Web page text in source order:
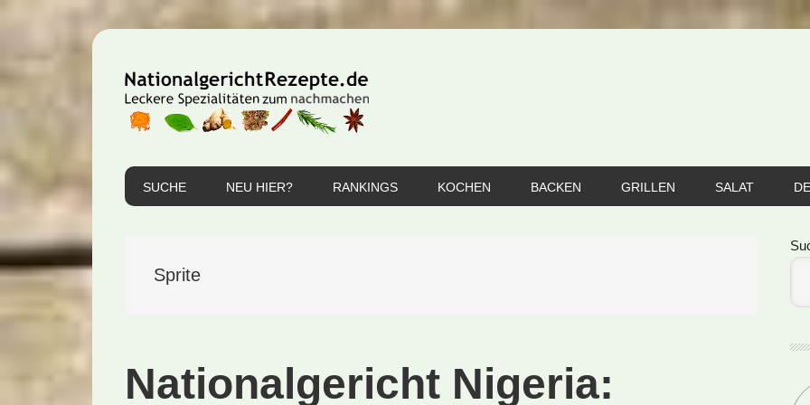
Hauptnavigation
SUCHE NEU HIER? RANKINGS KOCHEN BACKEN GRILLEN SALAT
Sprite
Nationalgericht Nigeria: